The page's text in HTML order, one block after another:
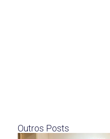
Outros Posts